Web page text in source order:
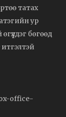
татах
ур
бөгөөд
итгэлтэй
office-